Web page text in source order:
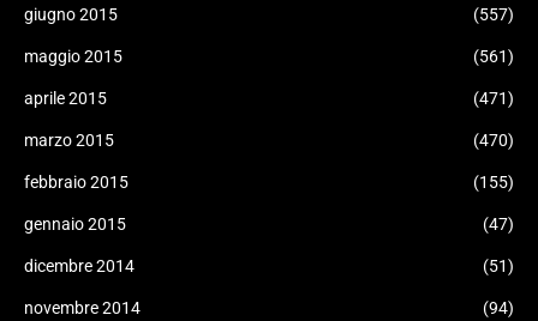
giugno 2015 (557)
maggio 2015 (561)
aprile 2015 (471)
marzo 2015 (470)
febbraio 2015 (155)
gennaio 2015 (47)
dicembre 2014 (51)
novembre 2014 (94)